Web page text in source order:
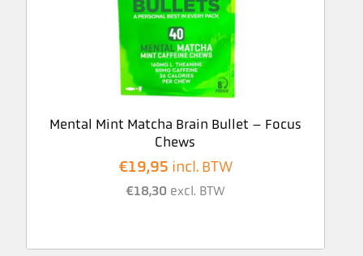
Mental Mint Matcha Brain Bullet – Focus
Chews
€19,95 incl. BTW
€18,30 excl. BTW